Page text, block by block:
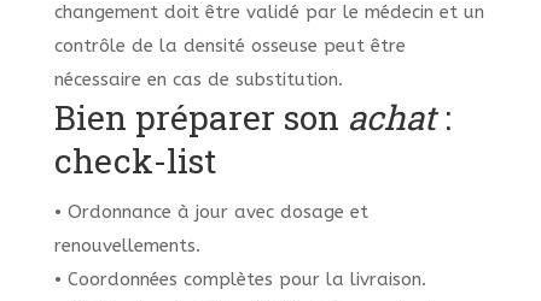
changement doit être validé par le médecin et un
contrôle de la densité osseuse peut être
nécessaire en cas de substitution.
Bien préparer son achat:
check-list
• Ordonnance à jour avec dosage et
renouvellements.
• Coordonnées complètes pour la livraison.